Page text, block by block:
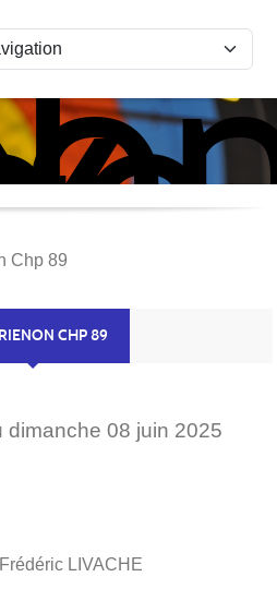
Chp 89
CHP 89
dimanche 08 juin 2025
LIVACHE